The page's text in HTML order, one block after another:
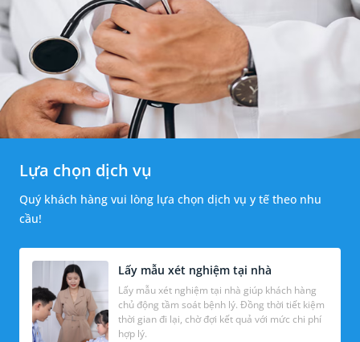
Lựa chọn dịch vụ
Quý khách hàng vui lòng lựa chọn dịch vụ y tế theo nhu
cầu!
Lấy mẫu xét nghiệm tại nhà
Lấy mẫu xét nghiệm tại nhà giúp khách hàng
chủ động tầm soát bệnh lý. Đồng thời tiết kiệm
thời gian đi lại, chờ đợi kết quả với mức chi phí
hợp lý.